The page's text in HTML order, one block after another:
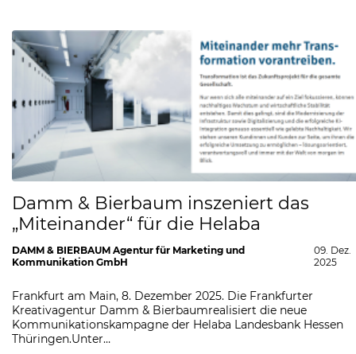
Damm & Bierbaum inszeniert das
„Miteinander“ für die Helaba
DAMM & BIERBAUM Agentur für Marketing und
Kommunikation GmbH
09. Dez.
2025
Frankfurt am Main, 8. Dezember 2025. Die Frankfurter
Kreativagentur Damm & Bierbaumrealisiert die neue
Kommunikationskampagne der Helaba Landesbank Hessen
Thüringen.Unter…